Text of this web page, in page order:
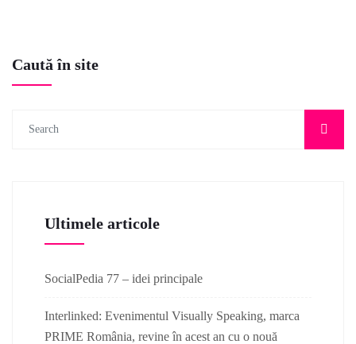
Caută în site
Ultimele articole
SocialPedia 77 – idei principale
Interlinked: Evenimentul Visually Speaking, marca
PRIME România, revine în acest an cu o nouă